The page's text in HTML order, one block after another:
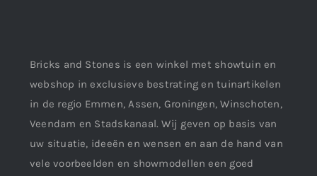
Bricks and Stones is een winkel met showtuin en
webshop in exclusieve bestrating en tuinartikelen
in de regio Emmen, Assen, Groningen, Winschoten,
Veendam en Stadskanaal. Wij geven op basis van
uw situatie, ideeën en wensen en aan de hand van
vele voorbeelden en showmodellen een goed